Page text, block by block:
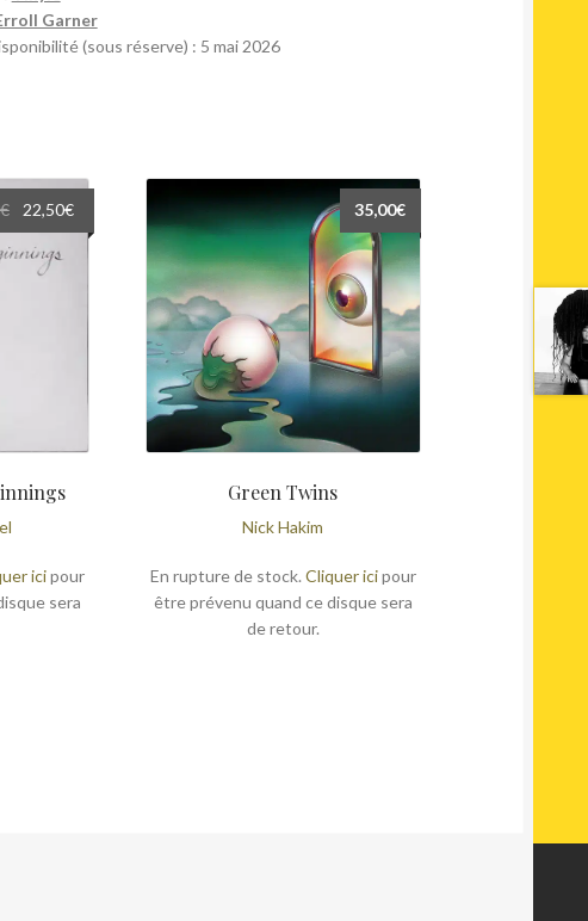
Garner
(sous réserve) : 5 mai 2026
€
Le
prix
initial
22,50€Le
prix
icipour
sera
Green Twins
Nick Hakim
35,00€
En rupture de stock.Cliquer icipour
être prévenu quand ce disque sera
de retour.